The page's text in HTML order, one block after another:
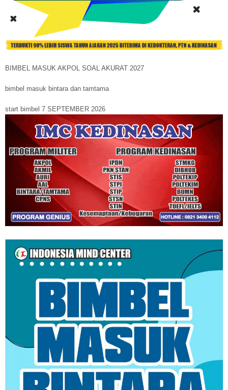
BIMBEL MASUK AKPOL SOAL AKURAT 2027
bimbel masuk bintara dan tamtama
start bimbel 7 SEPTEMBER 2026